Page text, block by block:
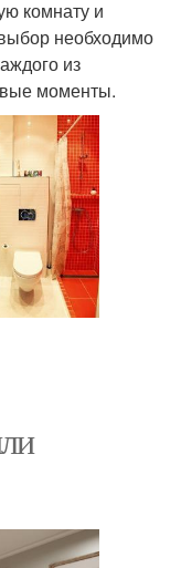
комнату и
необходимо
из
моменты.